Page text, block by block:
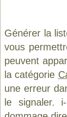
Générer la
vous
peuvent
la catégorie
une erreur
le signaler.